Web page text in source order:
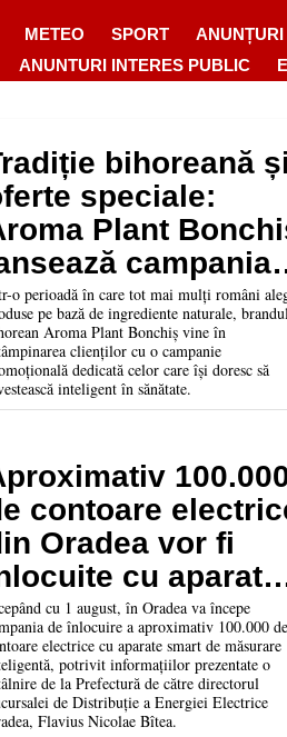
METEO SPORT ANUNȚURI
ANUNTURI INTERES PUBLIC
bihoreană și
speciale:
Plant
campania
GRATIS și 2+1
o perioadă în care tot mai mulți români
pe bază de ingrediente naturale,
Aroma Plant Bonchiș vine în
clienților cu o campanie
dedicată celor care își doresc să
inteligent în sănătate.
contoare
Oradea vor fi
cu aparate
Vezi când
campania
cu 1 august, în Oradea va începe
de înlocuire a aproximativ 100.000 de
electrice cu aparate smart de măsurare
potrivit informațiilor prezentate o
de la Prefectură de către directorul
de Distribuție a Energiei Electrice
Flavius Nicolae Bîtea.